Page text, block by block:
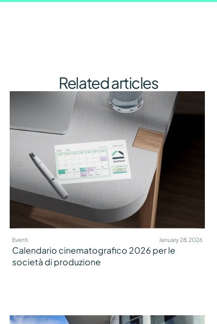
Related articles
Eventi January 28, 2026
Calendario cinematografico 2026 per le
società di produzione